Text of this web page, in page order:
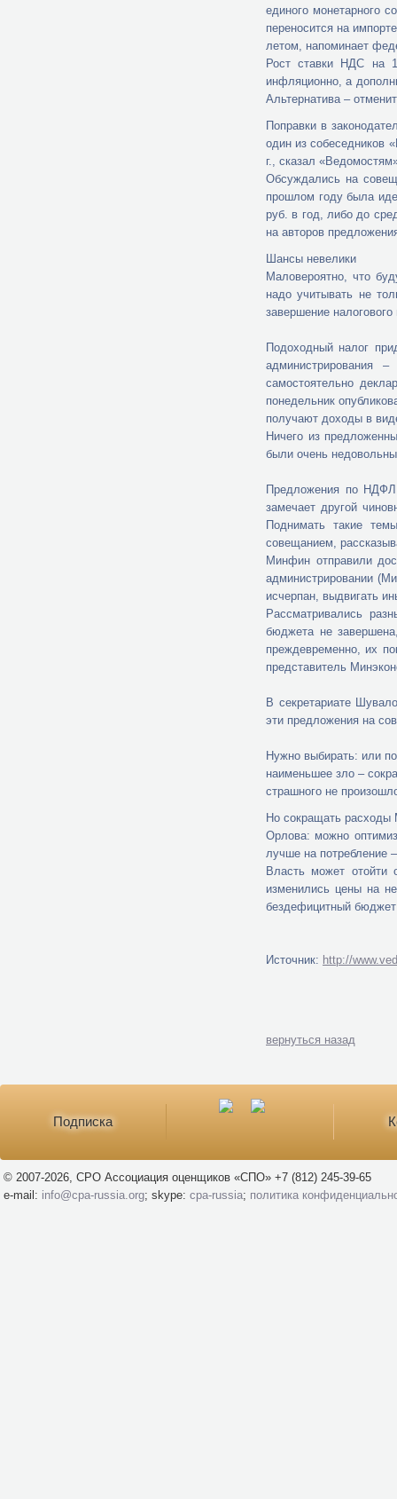
единого монетарного
переносится на
летом, напоминает
Рост ставки НДС на
инфляционно, а
Альтернатива –
Поправки в
один из собеседников
г., сказал
Обсуждались на
прошлом году была
руб. в год, либо до
на авторов
Шансы невелики
Маловероятно, что
надо учитывать не
завершение
Подоходный налог
администрирования
самостоятельно
понедельник
получают доходы в
Ничего из
были очень
Предложения по НДФЛ
замечает другой
Поднимать такие
совещанием,
Минфин отправили
администрировании
исчерпан, выдвигать
Рассматривались
бюджета не
преждевременно, их
представитель
В секретариате
эти предложения на
Нужно выбирать: или
наименьшее зло –
страшного не
Но сокращать расходы
Орлова: можно
лучше на потребление
Власть может
изменились цены на
бездефицитный
Источник: http://
вернуться назад
Подписка
© 2007-2026, СРО Ассоциация оценщиков «СПО» +7 (812) 245-39-65
e-mail: info@cpa-russia.org; skype: cpa-russia; политика